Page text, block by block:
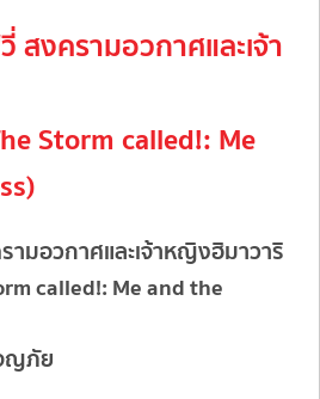
สงครามอวกาศและเจ้า
Storm called!: Me
ามอวกาศและเจ้าหญิงฮิมาวาริ
called!: Me and the
ญภัย